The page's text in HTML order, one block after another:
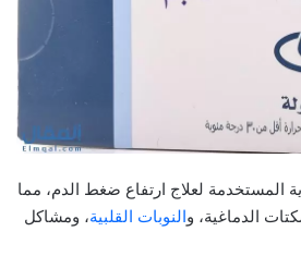
المستخدمة لعلاج ارتفاع ضغط الدم، مما
الدماغية، والنوبات القلبية، ومشاكل